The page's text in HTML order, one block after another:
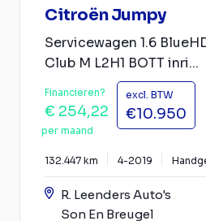
Citroën Jumpy
Servicewagen 1.6
Club M L2H1 BOTT inri...
Financieren?
€ 254,22
per maand
excl. BTW
€10.950
132.447 km 4-2019
R. Leenders Auto's
Son En Breugel